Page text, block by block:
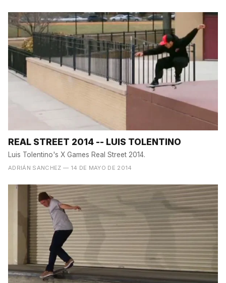
REAL STREET 2014 -- LUIS TOLENTINO
Luis Tolentino's X Games Real Street 2014.
ADRIÁN SANCHEZ — 14 DE MAYO DE 2014